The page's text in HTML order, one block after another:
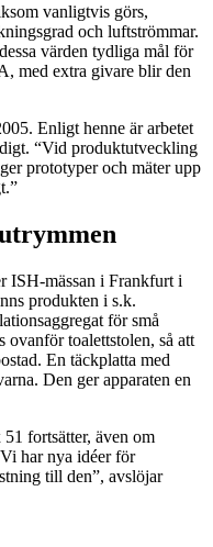
vanligtvis görs,
och luftströmmar.
värden tydliga mål för
med extra givare blir den
Enligt henne är arbetet
“Vid produktutveckling
prototyper och mäter upp
ISH-mässan i Frankfurt i
produkten i s.k.
för små
ovanför toalettstolen, så att
En täckplatta med
Den ger apparaten en
fortsätter, även om
har nya idéer för
till den”, avslöjar